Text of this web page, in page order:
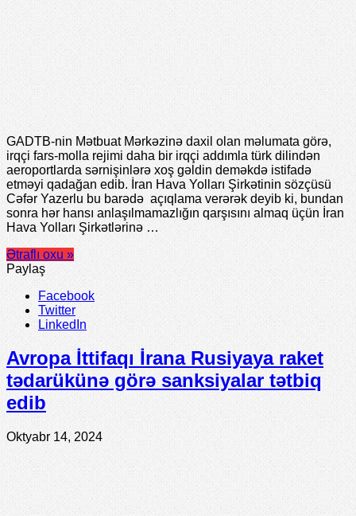
GADTB-nin Mətbuat Mərkəzinə daxil olan məlumata görə,
irqçi fars-molla rejimi daha bir irqçi addımla türk dilindən
aeroportlarda sərnişinlərə xoş gəldin deməkdə istifadə
etməyi qadağan edib. İran Hava Yolları Şirkətinin sözçüsü
Cəfər Yazerlu bu barədə açıqlama verərək deyib ki, bundan
sonra hər hansı anlaşılmamazlığın qarşısını almaq üçün İran
Hava Yolları Şirkətlərinə …
Ətraflı oxu »
Paylaş
Facebook
Twitter
LinkedIn
Avropa İttifaqı İrana Rusiyaya raket
tədarükünə görə sanksiyalar tətbiq
edib
Oktyabr 14, 2024